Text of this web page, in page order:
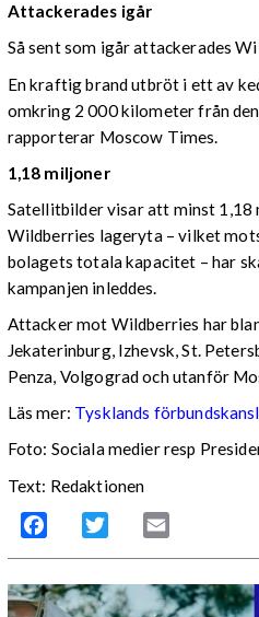
Attackerades igår
Så sent som igår attackerades
En kraftig brand utbröt i ett av
omkring 2 000 kilometer från
rapporterar Moscow Times.
1,18 miljoner
Satellitbilder visar att minst
Wildberries lageryta – vilket
bolagets totala kapacitet – har
kampanjen inleddes.
Attacker mot Wildberries har
Jekaterinburg, Izhevsk, St.
Penza, Volgograd och utanför
Läs mer: Tysklands
Foto: Sociala medier resp
Text: Redaktionen
Facebook Twitter